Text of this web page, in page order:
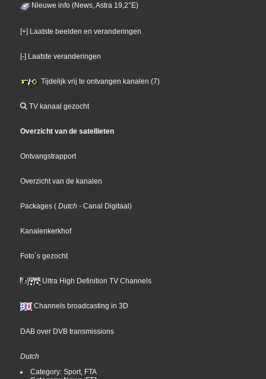
Nieuwe info (News, Astra 19,2°E)
[+] Laatste beelden en veranderingen
[-] Laatste veranderingen
Tijdelijk vrij te ontvangen kanalen (7)
TV kanaal gezocht
Overzicht van de satellieten
Ontvangstrapport
Overzicht van de kanalen
Packages ( Dutch - Canal Digitaal)
Kanalenkerkhof
Foto´s gezocht
Ultra High Definition TV Channels
Channels broadcasting in 3D
DAB over DVB transmissions
Dutch
Category: Sport, FTA